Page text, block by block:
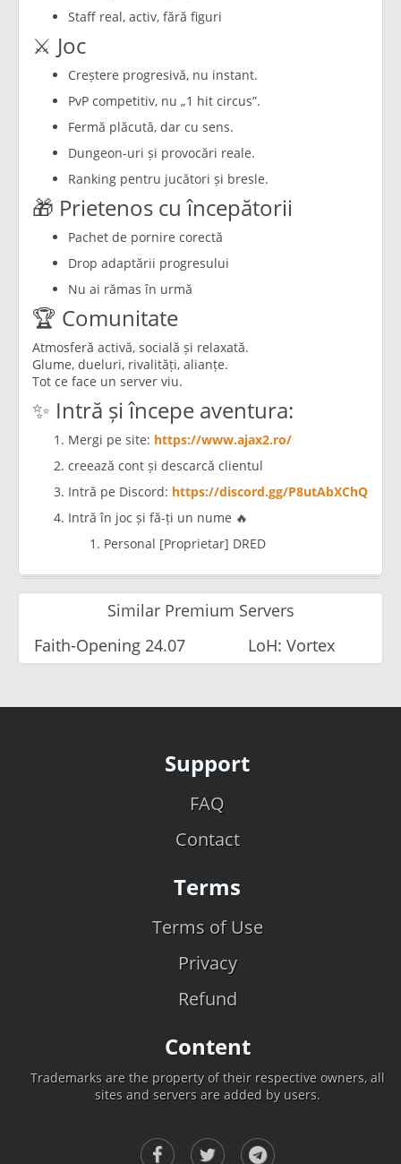
Staff real, activ, fără figuri
⚔️ Joc
Creștere progresivă, nu instant.
PvP competitiv, nu „1 hit circus”.
Fermă plăcută, dar cu sens.
Dungeon-uri și provocări reale.
Ranking pentru jucători și bresle.
🎁 Prietenos cu începătorii
Pachet de pornire corectă
Drop adaptării progresului
Nu ai rămas în urmă
🏆 Comunitate
Atmosferă activă, socială și relaxată.
Glume, dueluri, rivalități, alianțe.
Tot ce face un server viu.
✨ Intră și începe aventura:
Mergi pe site: https://www.ajax2.ro/
creează cont și descarcă clientul
Intră pe Discord: https://discord.gg/P8utAbXChQ
Intră în joc și fă-ți un nume 🔥
Personal [Proprietar] DRED
Similar Premium Servers
Faith-Opening 24.07
LoH: Vortex
Support
FAQ
Contact
Terms
Terms of Use
Privacy
Refund
Content
Trademarks are the property of their respective owners, all
sites and servers are added by users.